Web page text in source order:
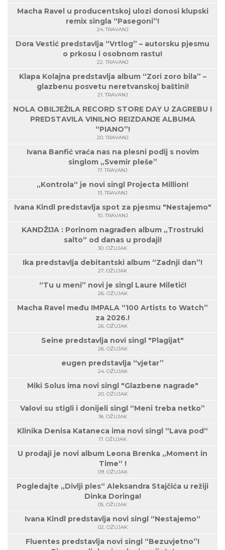
Macha Ravel u producentskoj ulozi donosi klupski
remix singla “Pasegoni”!
24. TRAVANJ
Dora Vestić predstavlja “Vrtlog” – autorsku pjesmu
o prkosu i osobnom rastu!
22. TRAVANJ
Klapa Kolajna predstavlja album “Zori zoro bila” –
glazbenu posvetu neretvanskoj baštini!
21. TRAVANJ
NOLA OBILJEŽILA RECORD STORE DAY U ZAGREBU I
PREDSTAVILA VINILNO REIZDANJE ALBUMA
“PIANO”!
20. TRAVANJ
Ivana Banfić vraća nas na plesni podij s novim
singlom „Svemir pleše”
17. TRAVANJ
„Kontrola“ je novi singl Projecta Million!
13. TRAVANJ
Ivana Kindl predstavlja spot za pjesmu "Nestajemo"
10. TRAVANJ
KANDŽIJA : Porinom nagrađen album „Trostruki
salto“ od danas u prodaji!
30. OŽUJAK
Ika predstavlja debitantski album “Zadnji dan”!
27. OŽUJAK
“Tu u meni” novi je singl Laure Miletić!
26. OŽUJAK
Macha Ravel među IMPALA “100 Artists to Watch”
za 2026.!
26. OŽUJAK
Seine predstavlja novi singl "Plagijat"
26. OŽUJAK
eugen predstavlja “vjetar”
24. OŽUJAK
Miki Solus ima novi singl "Glazbene nagrade"
20. OŽUJAK
Valovi su stigli i donijeli singl “Meni treba netko”
18. OŽUJAK
Klinika Denisa Kataneca ima novi singl “Lava pod“
17. OŽUJAK
U prodaji je novi album Leona Brenka „Moment in
Time“ !
09. OŽUJAK
Pogledajte „Divlji ples“ Aleksandra Stajčića u režiji
Dinka Doringa!
05. OŽUJAK
Ivana Kindl predstavlja novi singl “Nestajemo“
02. OŽUJAK
Fluentes predstavlja novi singl “Bezuvjetno”!